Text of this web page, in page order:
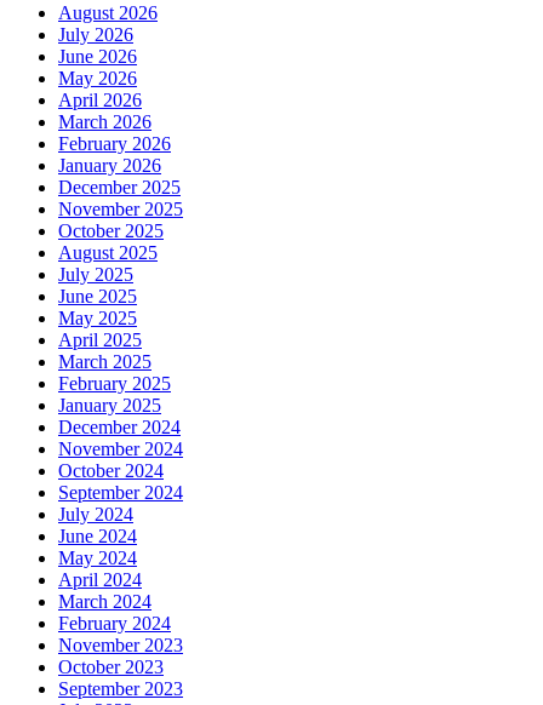
August 2026
July 2026
June 2026
May 2026
April 2026
March 2026
February 2026
January 2026
December 2025
November 2025
October 2025
August 2025
July 2025
June 2025
May 2025
April 2025
March 2025
February 2025
January 2025
December 2024
November 2024
October 2024
September 2024
July 2024
June 2024
May 2024
April 2024
March 2024
February 2024
November 2023
October 2023
September 2023